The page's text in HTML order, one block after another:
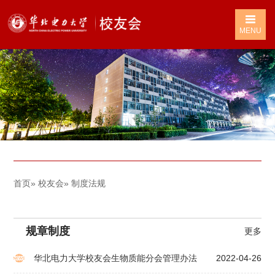
MENU
首页»校友会» 制度法规
更多
规章制度
华北电力大学校友会生物质能分会管理办法 2022-04-26